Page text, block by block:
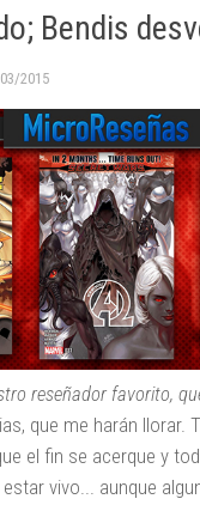
Bendis
2015
reseñador favorito,
que me harán llorar.
el fin se acerque y
vivo... aunque